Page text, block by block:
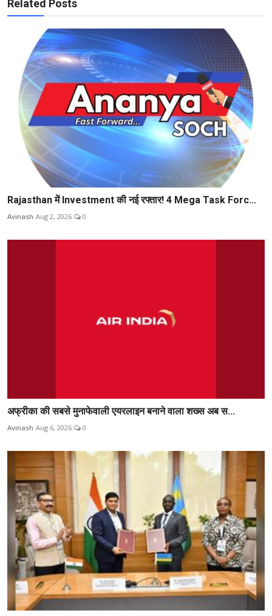
Related Posts
Rajasthan में Investment की नई रफ्तार! 4 Mega Task Forc...
Avinash Aug 2, 2026 0
अफ्रीका की सबसे मुनाफेवाली एयरलाइन बनाने वाला शख्स अब स...
Avinash Aug 6, 2026 0